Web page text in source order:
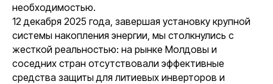
необходимостью.
12 декабря 2025 года, завершая установку крупной
системы накопления энергии, мы столкнулись с
жесткой реальностью: на рынке Молдовы и
соседних стран отсутствовали эффективные
средства защиты для литиевых инверторов и